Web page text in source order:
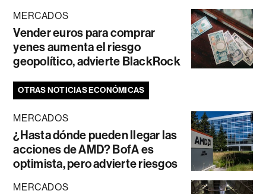
MERCADOS
Vender euros para comprar
yenes aumenta el riesgo
geopolítico, advierte BlackRock
OTRAS NOTICIAS ECONÓMICAS
MERCADOS
¿Hasta dónde pueden llegar las
acciones de AMD? BofA es
optimista, pero advierte riesgos
MERCADOS